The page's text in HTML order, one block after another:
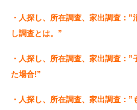
・人探し、所在調査、家出調査：
し調査とは。”
・人探し、所在調査、家出調査：
た場合!”
・人探し、所在調査、家出調査：